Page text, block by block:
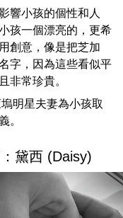
響小孩的個性和人
孩一個漂亮的，更希
創意，像是把芝加
字，因為這些看似平
非常珍貴。
明星夫妻為小孩取
。
黛西 (Daisy)